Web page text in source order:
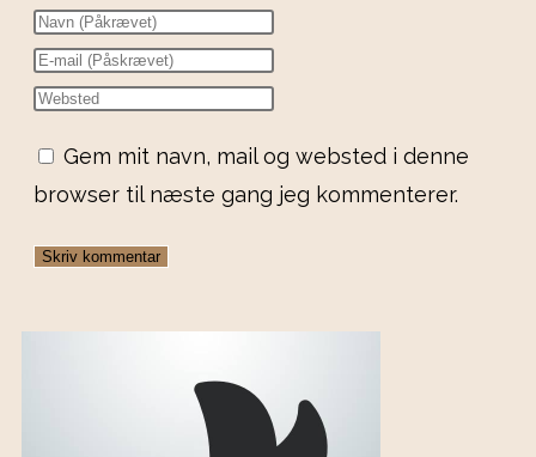
Gem mit navn, mail og websted i denne
browser til næste gang jeg kommenterer.